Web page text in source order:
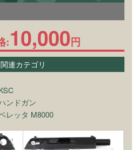
:10,000円
関連カテゴリ
ンドガン
レッタ M8000